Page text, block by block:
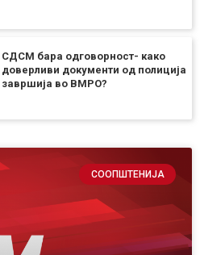
СДСМ бара одговорност- како
доверливи документи од полиција
завршија во ВМРО?
СООПШТЕНИЈА